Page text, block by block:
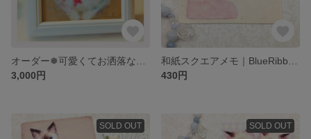
3,000円
430円
SOLD OUT SOLD OUT